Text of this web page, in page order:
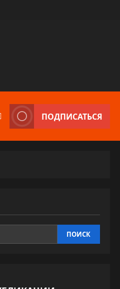
ПОДПИСАТЬСЯ
ПОИСК